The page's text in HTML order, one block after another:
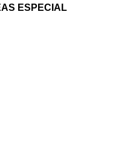
ESPECIAL